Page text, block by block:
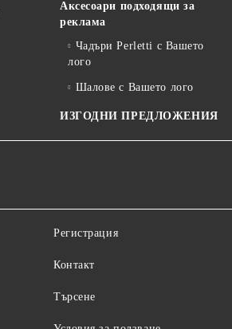
Аксесоари подходящи за
реклама
Чадъри Perletti с Вашето
лого
Шалове с Вашето лого
ИЗГОДНИ ПРЕДЛОЖЕНИЯ
Регистрация
Контакт
Търсене